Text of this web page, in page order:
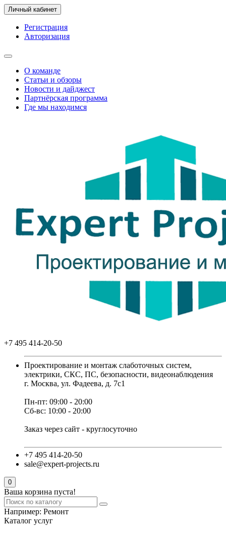
Личный кабинет
Регистрация
Авторизация
О команде
Статьи и обзоры
Новости и дайджест
Партнёрская программа
Где мы находимся
+7 495 414-20-50
Проектирование и монтаж слаботочных систем,
электрики, СКС, ПС, безопасности, видеонаблюдения
г. Москва, ул. Фадеева, д. 7с1
Пн-пт: 09:00 - 20:00
Сб-вс: 10:00 - 20:00
Заказ через сайт - круглосуточно
+7 495 414-20-50
sale@expert-projects.ru
0
Ваша корзина пуста!
Например: Ремонт
Каталог услуг